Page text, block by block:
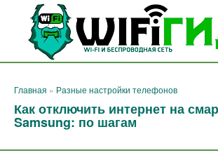
Перейти
контенту
Главная » Разные настройки телефонов
Как отключить интернет на
Samsung: по шагам